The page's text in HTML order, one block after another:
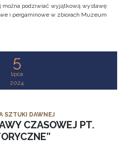
podziwiać wyjątkową wystawę
i pergaminowe w zbiorach Muzeum
5
lipca
2024
SZTUKI DAWNEJ
CZASOWEJ PT.